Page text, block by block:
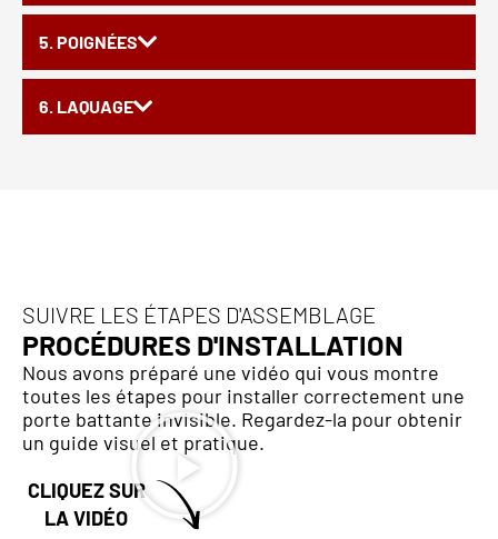
5. POIGNÉES
6. LAQUAGE
SUIVRE LES ÉTAPES D'ASSEMBLAGE
PROCÉDURES D'INSTALLATION
Nous avons préparé une vidéo qui vous montre
toutes les étapes pour installer correctement une
porte battante invisible. Regardez-la pour obtenir
un guide visuel et pratique.
CLIQUEZ SUR
LA VIDÉO